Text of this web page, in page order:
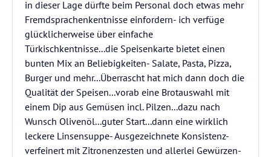
in dieser Lage dürfte beim Personal doch etwas mehr
Fremdsprachenkentnisse einfordern- ich verfüge
glücklicherweise über einfache
Türkischkentnisse...die Speisenkarte bietet einen
bunten Mix an Beliebigkeiten- Salate, Pasta, Pizza,
Burger und mehr...Überrascht hat mich dann doch die
Qualität der Speisen...vorab eine Brotauswahl mit
einem Dip aus Gemüsen incl. Pilzen...dazu nach
Wunsch Olivenöl...guter Start...dann eine wirklich
leckere Linsensuppe- Ausgezeichnete Konsistenz-
verfeinert mit Zitronenzesten und allerlei Gewürzen-